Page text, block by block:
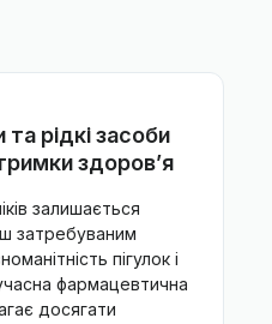
рідкі засоби
здоров’я
залишається
затребуваним
пігулок і
фармацевтична
досягати